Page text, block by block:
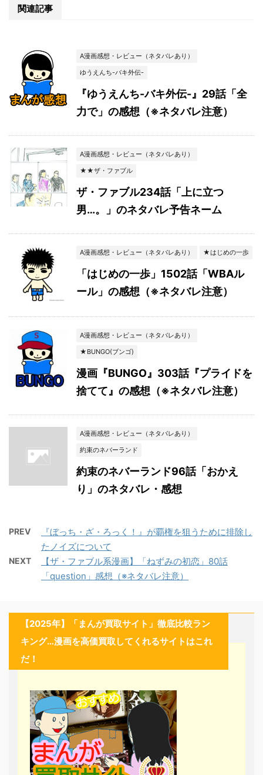
関連記事
A漫画感想・レビュー（ネタバレあり）
ゆうえんち-バキ外伝-
『ゆうえんち-バキ外伝-』29話「全
力で」の感想（※ネタバレ注意）
A漫画感想・レビュー（ネタバレあり）
★★ザ・ファブル
ザ・ファブル234話「上に立つ
男…。」のネタバレ予告ネーム
A漫画感想・レビュー（ネタバレあり） ★はじめの一歩
「はじめの一歩」1502話「WBAル
ール」の感想（※ネタバレ注意）
A漫画感想・レビュー（ネタバレあり）
★BUNGO(ブンゴ)
漫画『BUNGO』303話『プライドを
捨てて』の感想（※ネタバレ注意）
A漫画感想・レビュー（ネタバレあり）
約束のネバーランド
約束のネバーランド96話「おかえ
り」のネタバレ・感想
PREV
『ぼっち・ざ・ろっく！』が覇権を狙うために排除し
たノイズについて
NEXT
【ザ・ファブル系漫画】「ねずみの初恋」80話
「question」感想（※ネタバレ注意）
【2025年】「まんが買取サイト」徹底比較ラン
キング…漫画を高価買取してくれるサイトはこれ
だ！